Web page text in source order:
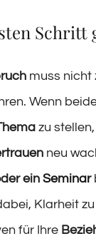
Schritt
muss nicht
Wenn
zu
neu
ein Seminar
Klarheit
für Ihre